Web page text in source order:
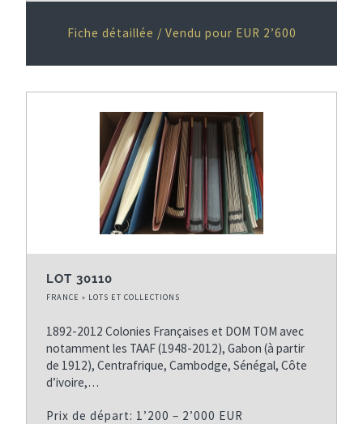
Fiche détaillée / Vendu pour EUR 2’600
LOT 30110
FRANCE » LOTS ET COLLECTIONS
1892-2012 Colonies Françaises et DOM TOM avec
notamment les TAAF (1948-2012), Gabon (à partir
de 1912), Centrafrique, Cambodge, Sénégal, Côte
d’ivoire,…
Prix de départ: 1’200 – 2’000 EUR